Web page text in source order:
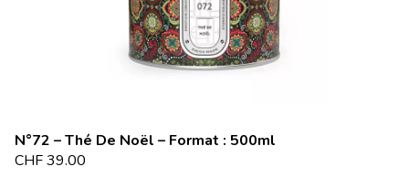
N°72 – Thé De Noël – Format : 500ml
CHF39.00